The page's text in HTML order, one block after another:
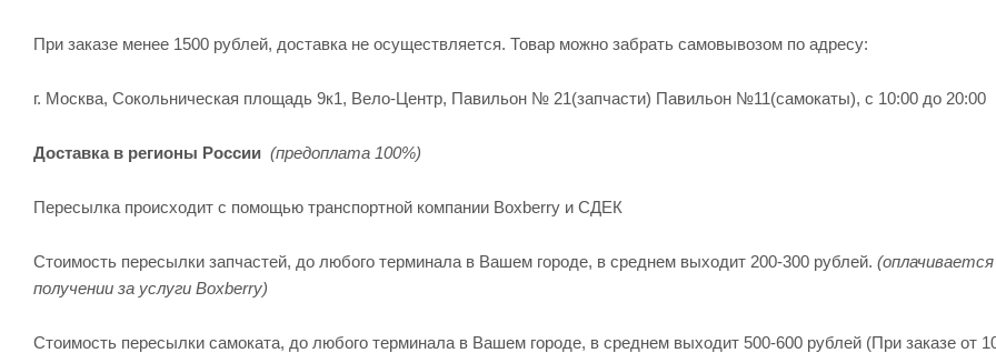
При заказе менее 1500 рублей, доставка не осуществляется. Товар можно забрать самовывозом по адресу:
г. Москва, Сокольническая площадь 9к1, Вело-Центр, Павильон № 21(запчасти) Павильон №11(cамокаты), с 10:00 до 20:00
Доставка в регионы России (предоплата 100%)
Пересылка происходит с помощью транспортной компании Boxberry и СДЕК
Стоимость пересылки запчастей, до любого терминала в Вашем городе, в среднем выходит 200-300 рублей.
получении за услуги Boxberry)
Стоимость пересылки самоката, до любого терминала в Вашем городе, в среднем выходит 500-600 рублей (При заказе от